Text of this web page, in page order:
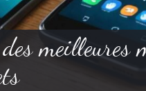
meilleures